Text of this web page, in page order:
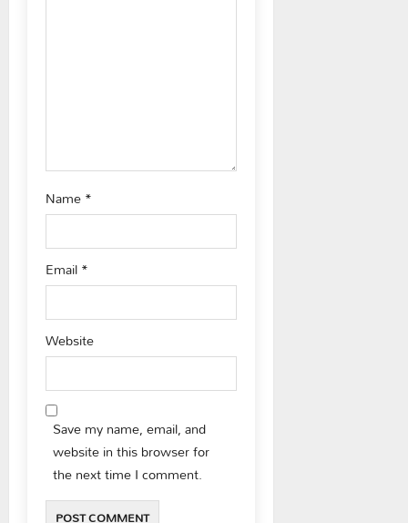
Name*
Email*
Website
Save my name, email, and
website in this browser for
the next time I comment.